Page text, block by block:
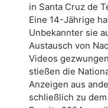
in Santa Cruz de
Eine 14-Jährige
Unbekannter sie
Austausch von
Videos
stießen die
Anzeigen aus
schließlich zu